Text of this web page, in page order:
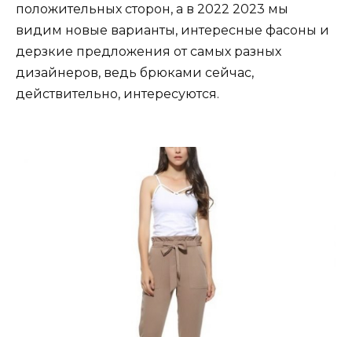
положительных сторон, а в 2022 2023 мы
видим новые варианты, интересные фасоны и
дерзкие предложения от самых разных
дизайнеров, ведь брюками сейчас,
действительно, интересуются.